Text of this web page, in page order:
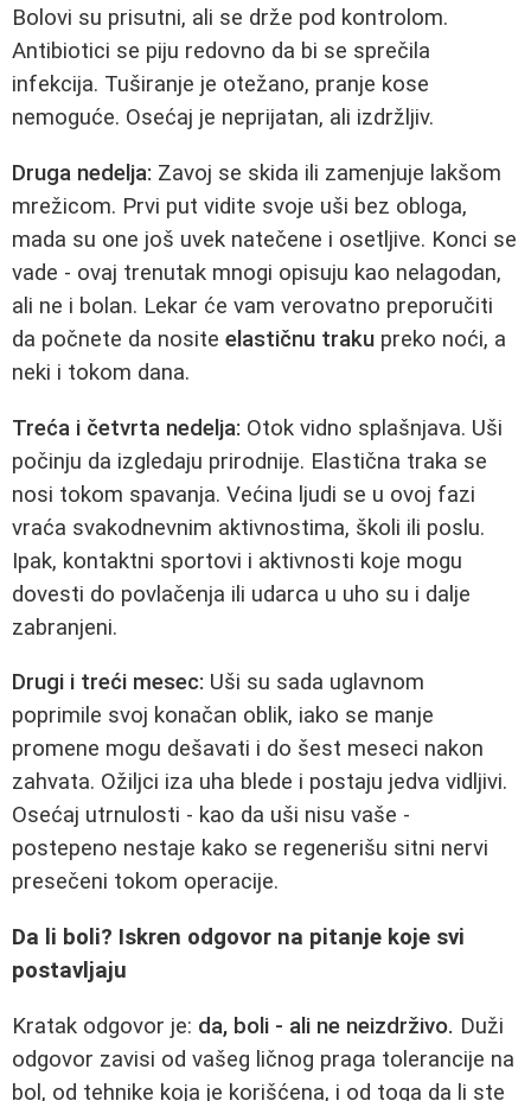
Bolovi su prisutni, ali se drže pod kontrolom.
Antibiotici se piju redovno da bi se sprečila
infekcija. Tuširanje je otežano, pranje kose
nemoguće. Osećaj je neprijatan, ali izdržljiv.
Druga nedelja: Zavoj se skida ili zamenjuje lakšom
mrežicom. Prvi put vidite svoje uši bez obloga,
mada su one još uvek natečene i osetljive. Konci se
vade - ovaj trenutak mnogi opisuju kao nelagodan,
ali ne i bolan. Lekar će vam verovatno preporučiti
da počnete da nosite elastičnu traku preko noći, a
neki i tokom dana.
Treća i četvrta nedelja: Otok vidno splašnjava. Uši
počinju da izgledaju prirodnije. Elastična traka se
nosi tokom spavanja. Većina ljudi se u ovoj fazi
vraća svakodnevnim aktivnostima, školi ili poslu.
Ipak, kontaktni sportovi i aktivnosti koje mogu
dovesti do povlačenja ili udarca u uho su i dalje
zabranjeni.
Drugi i treći mesec: Uši su sada uglavnom
poprimile svoj konačan oblik, iako se manje
promene mogu dešavati i do šest meseci nakon
zahvata. Ožiljci iza uha blede i postaju jedva vidljivi.
Osećaj utrnulosti - kao da uši nisu vaše -
postepeno nestaje kako se regenerišu sitni nervi
presečeni tokom operacije.
Da li boli? Iskren odgovor na pitanje koje svi
postavljaju
Kratak odgovor je: da, boli - ali ne neizdrživo. Duži
odgovor zavisi od vašeg ličnog praga tolerancije na
bol, od tehnike koja je korišćena, i od toga da li ste